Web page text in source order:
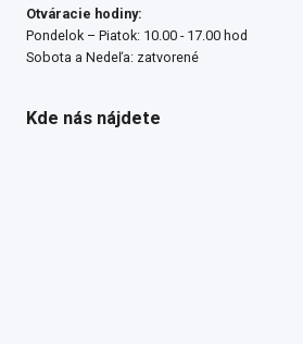
Otváracie hodiny:
Pondelok – Piatok: 10.00 - 17.00 hod
Sobota a Nedeľa: zatvorené
Kde nás nájdete